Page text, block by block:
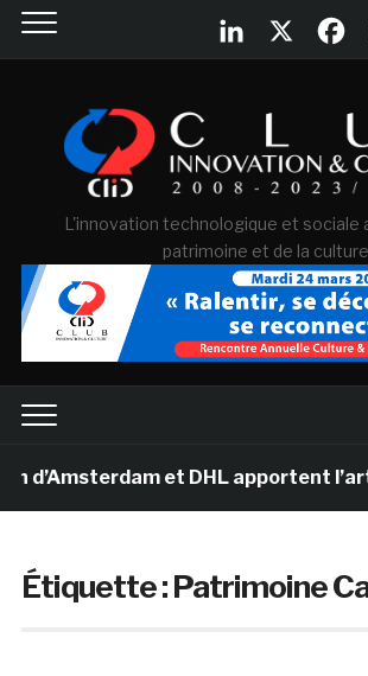
L'innovation technologique et sociale
patrimoine et de la culture
et DHL apportent l’art
Étiquette :Patrimoine